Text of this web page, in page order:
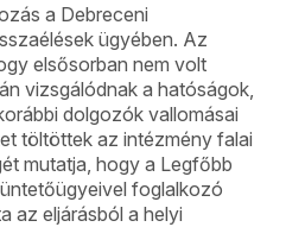
a Debreceni
ügyében. Az
elsősorban nem volt
vizsgálódnak a hatóságok,
dolgozók vallomásai
töltöttek az intézmény falai
mutatja, hogy a Legfőbb
foglalkozó
az eljárásból a helyi